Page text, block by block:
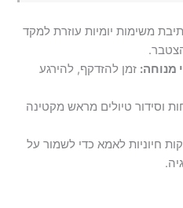
משימות יומיות עוזרת למקד
מנוחה: זמן להזדקף, להירגע
וסידור טיולים מראש מקטינה
חיוניות לאמא כדי לשמור על